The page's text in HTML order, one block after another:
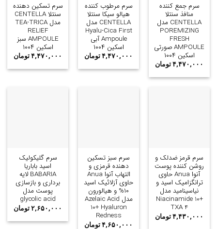
سرم جمع کننده
منافذ سنتلا
CENTELLA مدل
POREMIZING
FRESH
AMPOULE صورتی
اسکین ۱۰۰۴
۴,۴۷۰,۰۰۰تومان
سرم مرطوب کننده
هیالو سیکا سنتلا
CENTELLA مدل
Hyalu-Cica First
Ampoule آبی
اسکین ۱۰۰۴
۴,۴۷۰,۰۰۰تومان
سرم تسکین دهنده
سنتلا CENTELLA
مدل TEA-TRICA
RELIEF
AMPOULE سبز
اسکین ۱۰۰۴
۴,۴۷۰,۰۰۰تومان
سرم قرمز ضدلک و
روشن کننده پوست
آنوا Anua حاوی
ترانگزامیک اسید و
نیاسینامید مدل
Niacinamide 10+
TXA 4
۴,۴۳۰,۰۰۰تومان
سرم سبز تسکین
دهنده قرمزی و
التهاب آنوا Anua
حاوی آزلائیک اسید
۱۰% و هیالورون
مدل Azelaic Acid
10+ Hyaluron
Redness
۴,۶۵۰,۰۰۰تومان
سرم گلیکولیک
اسید باباریا
BABARIA لایه
برداری و بازسازی
پوست مدل
glycolic acid
۲,۶۵۰,۰۰۰تومان